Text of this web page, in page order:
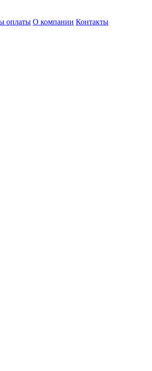
оплаты О компании Контакты